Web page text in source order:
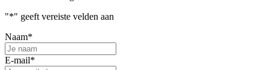
"*" geeft vereiste velden aan
Naam*
E-mail*